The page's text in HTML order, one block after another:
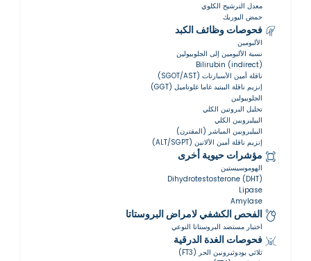
معدل الترشيح الكلوي
حمض اليوريك
فحوصات وظائف الكبد
الألبومين
نسبة الألبومين إلى الجلوبيولين
Bilirubin (indirect)
ناقلة أمين الأسبارتات (SGOT/AST)
إنزيم ناقلة الببتيد غاما غلوتاميل (GGT)
الجلوبيولين
تحليل البروتين الكلي
البيليروبين الكلي
البيليروبين المباشر (المقترن)
إنزيم ناقلة أمين الألانين (ALT/SGPT)
مؤشرات حيوية أخرى
الهوموسيستين
Dihydrotestosterone (DHT)
Lipase
Amylase
الفحص الكشفي لامراض البروستاتا
اختبار مستضد البروستاتا النوعي
فحوصات الغدة الدرقية
ثلاثي يودوثيرونين الحر (FT3)